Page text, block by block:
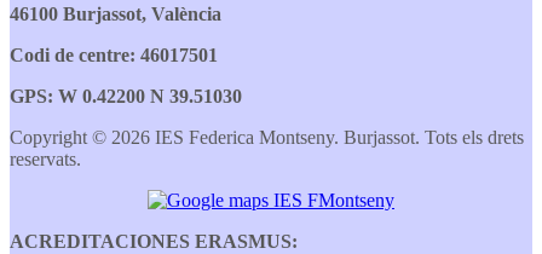
46100 Burjassot, València
Codi de centre: 46017501
GPS: W 0.42200 N 39.51030
Copyright © 2026 IES Federica Montseny. Burjassot. Tots els drets
reservats.
ACREDITACIONES ERASMUS: